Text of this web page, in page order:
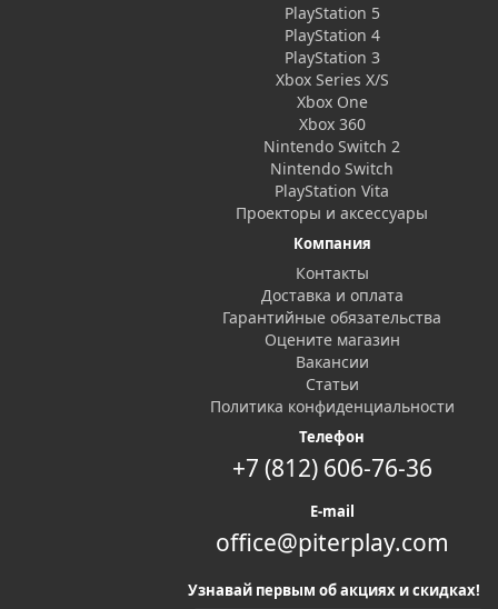
PlayStation 5
PlayStation 4
PlayStation 3
Xbox Series X/S
Xbox One
Xbox 360
Nintendo Switch 2
Nintendo Switch
PlayStation Vita
Проекторы и аксессуары
Компания
Контакты
Доставка и оплата
Гарантийные обязательства
Оцените магазин
Вакансии
Статьи
Политика конфиденциальности
Телефон
+7 (812) 606-76-36
E-mail
office@piterplay.com
Узнавай первым об акциях и скидках!